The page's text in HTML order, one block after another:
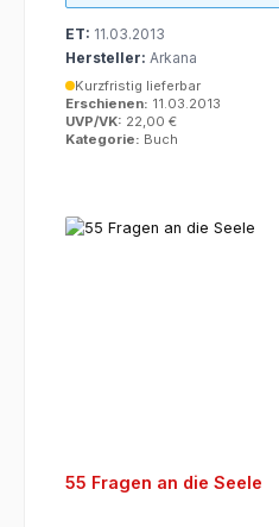
ET: 11.03.2013
Hersteller: Arkana
Kurzfristig lieferbar
Erschienen: 11.03.2013
UVP/VK: 22,00 €
Kategorie: Buch
55 Fragen an die Seele